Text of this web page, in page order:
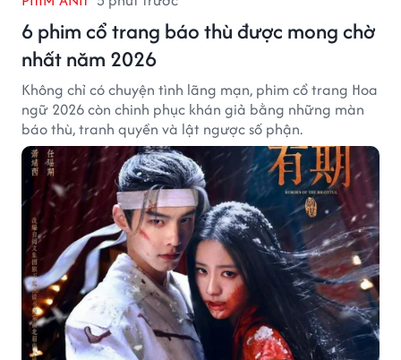
6 phim cổ trang báo thù được mong chờ
nhất năm 2026
Không chỉ có chuyện tình lãng mạn, phim cổ trang Hoa
ngữ 2026 còn chinh phục khán giả bằng những màn
báo thù, tranh quyền và lật ngược số phận.